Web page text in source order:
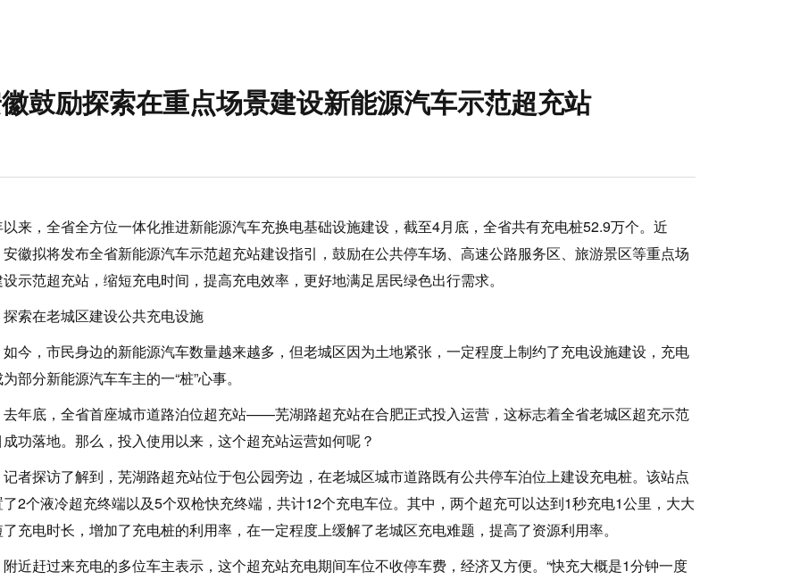
鼓励探索在重点场景建设新能源汽车示范超充站
来，全省全方位一体化推进新能源汽车充换电基础设施建设，截至4月底，全省共有充电桩52.9万个。近
徽拟将发布全省新能源汽车示范超充站建设指引，鼓励在公共停车场、高速公路服务区、旅游景区等重点场
示范超充站，缩短充电时间，提高充电效率，更好地满足居民绿色出行需求。
在老城区建设公共充电设施
，市民身边的新能源汽车数量越来越多，但老城区因为土地紧张，一定程度上制约了充电设施建设，充电
部分新能源汽车车主的一“桩”心事。
底，全省首座城市道路泊位超充站——芜湖路超充站在合肥正式投入运营，这标志着全省老城区超充示范
功落地。那么，投入使用以来，这个超充站运营如何呢？
探访了解到，芜湖路超充站位于包公园旁边，在老城区城市道路既有公共停车泊位上建设充电桩。该站点
2个液冷超充终端以及5个双枪快充终端，共计12个充电车位。其中，两个超充可以达到1秒充电1公里，大大
充电时长，增加了充电桩的利用率，在一定程度上缓解了老城区充电难题，提高了资源利用率。
赶过来充电的多位车主表示，这个超充站充电期间车位不收停车费，经济又方便。“快充大概是1分钟一度